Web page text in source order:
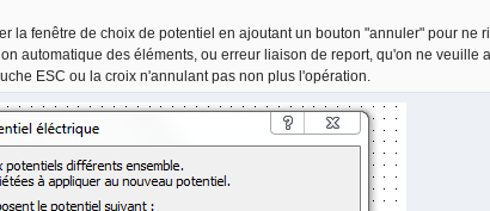
la fenêtre de choix de potentiel en ajoutant un bouton "annuler" pour ne
automatique des éléments, ou erreur liaison de report, qu'on ne veuille
ESC ou la croix n'annulant pas non plus l'opération.